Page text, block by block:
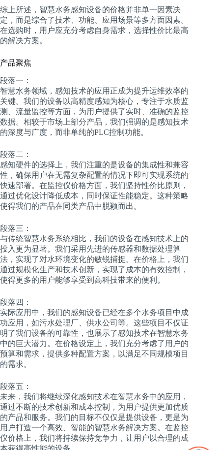
综上所述，智慧水务感知设备的价格并非单一因素决
定，而是综合了技术、功能、应用场景等多方面因素。
在选购时，用户应充分考虑自身需求，选择性价比最高
的解决方案。
产品聚焦
段落一：
智慧水务领域，感知技术的应用正成为提升运维效率的
关键。我们的设备以高精度感知为核心，专注于水质监
测、流量监控等方面，为用户提供了实时、准确的监控
数据。相较于市场上部分产品，我们强调的是感知技术
的深度与广度，而非单纯的PLC控制功能。
段落二：
感知硬件的选择上，我们注重的是设备的集成性和兼容
性，确保用户在无需复杂配置的情况下即可实现系统的
快速部署。在监控仪价格方面，我们坚持性价比原则，
通过优化设计降低成本，同时保证性能稳定。这种策略
使得我们的产品在同类产品中脱颖而出。
段落三：
与传统智慧水务系统相比，我们的设备在感知技术上的
投入更为显著。我们采用先进的传感器和数据处理算
法，实现了对水环境变化的敏锐捕捉。在价格上，我们
通过规模化生产和技术创新，实现了成本的有效控制，
使得更多的用户能够享受到高科技带来的便利。
段落四：
实际应用中，我们的感知设备已经在多个水务项目中成
功应用，如污水处理厂、供水公司等。这些项目不仅证
明了我们设备的可靠性，也展示了感知技术在智慧水务
中的巨大潜力。在价格设定上，我们充分考虑了用户的
预算和需求，提供多种配置方案，以满足不同规模项目
的需求。
段落五：
未来，我们将继续深化感知技术在智慧水务中的应用，
通过不断的技术创新和成本控制，为用户提供更加优质
的产品和服务。我们的目标不仅仅是提供设备，更是为
用户打造一个高效、智能的智慧水务解决方案。在监控
仪价格上，我们将持续保持竞争力，让用户以合理的成
本获得高性能的设备。